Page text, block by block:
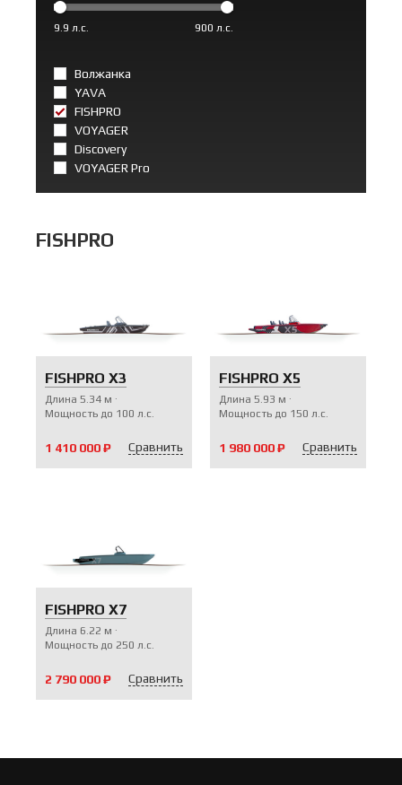
9.9 л.с. 900 л.с.
Волжанка
YAVA
FISHPRO
VOYAGER
Discovery
VOYAGER Pro
FISHPRO
FISHPRO X3
Длина 5.34 м
Мощность до 100 л.с.
1 410 000 ₽ Сравнить
FISHPRO X5
Длина 5.93 м
Мощность до 150 л.с.
1 980 000 ₽ Сравнить
FISHPRO X7
Длина 6.22 м
Мощность до 250 л.с.
2 790 000 ₽ Сравнить